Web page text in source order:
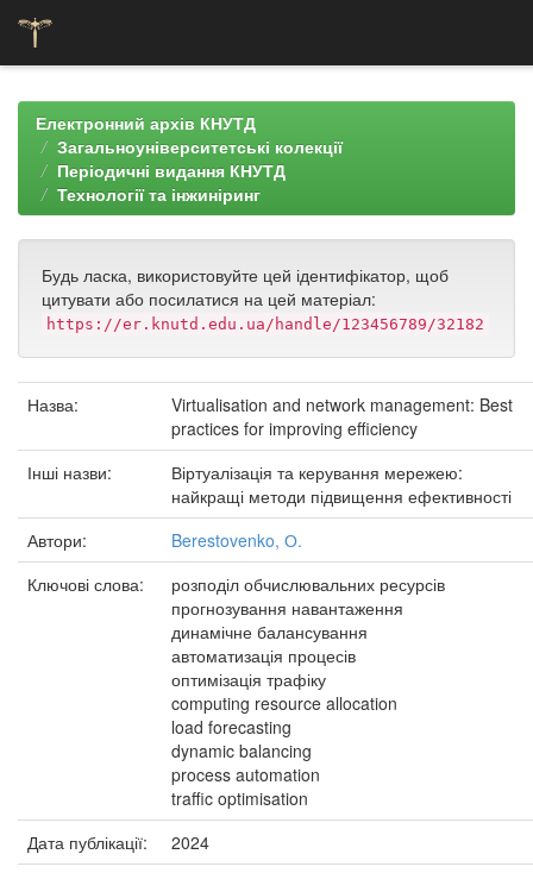
navigationЕлектронний архів КНУТД
Загальноуніверситетські колекції
Періодичні видання КНУТД
Технології та інжиніринг
Будь ласка, використовуйте цей ідентифікатор, щоб
цитувати або посилатися на цей матеріал:
https://er.knutd.edu.ua/handle/123456789/32182
Назва:
Virtualisation and network management: Best
practices for improving efficiency
Інші назви:
Віртуалізація та керування мережею:
найкращі методи підвищення ефективності
Автори:
Berestovenko, О.
Ключові слова:
розподіл обчислювальних ресурсів
прогнозування навантаження
динамічне балансування
автоматизація процесів
оптимізація трафіку
computing resource allocation
load forecasting
dynamic balancing
process automation
traffic optimisation
Дата публікації:
2024